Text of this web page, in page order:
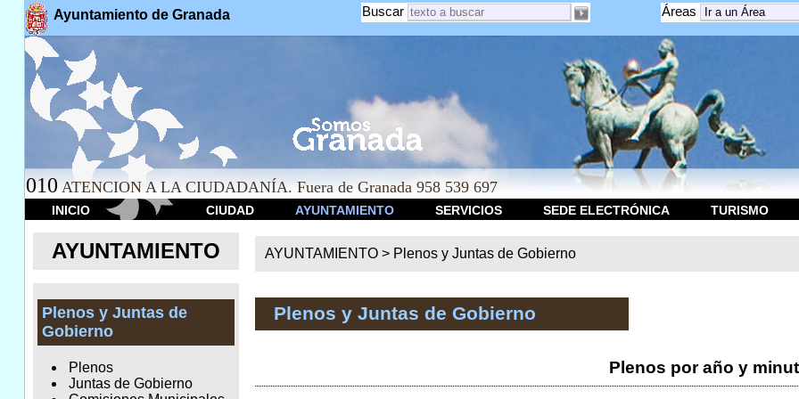
Ayuntamiento de Granada Áreas
Buscar
010 ATENCION A LA CIUDADANÍA. Fuera de Granada 958 539 697
INICIO CIUDAD AYUNTAMIENTO SERVICIOS SEDE ELECTRÓNICA TURISMO
AYUNTAMIENTO
Plenos y Juntas de
Gobierno
Plenos
Juntas de Gobierno
AYUNTAMIENTO > Plenos y Juntas de Gobierno
Plenos y Juntas de Gobierno
Plenos por año y